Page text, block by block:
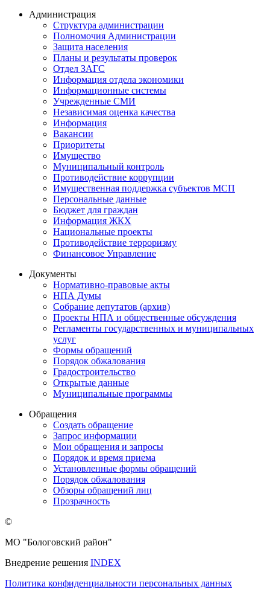
Администрация
Структура администрации
Полномочия Администрации
Защита населения
Планы и результаты проверок
Отдел ЗАГС
Информация отдела экономики
Информационные системы
Учрежденные СМИ
Независимая оценка качества
Информация
Вакансии
Приоритеты
Имущество
Муниципальный контроль
Противодействие коррупции
Имущественная поддержка субъектов МСП
Персональные данные
Бюджет для граждан
Информация ЖКХ
Национальные проекты
Противодействие терроризму
Финансовое Управление
Документы
Нормативно-правовые акты
НПА Думы
Собрание депутатов (архив)
Проекты НПА и общественные обсуждения
Регламенты государственных и муниципальных
услуг
Формы обращений
Порядок обжалования
Градостроительство
Открытые данные
Муниципальные программы
Обращения
Создать обращение
Запрос информации
Мои обращения и запросы
Порядок и время приема
Установленные формы обращений
Порядок обжалования
Обзоры обращений лиц
Прозрачность
©
МО "Бологовский район"
Внедрение решения INDEX
Политика конфиденциальности персональных данных